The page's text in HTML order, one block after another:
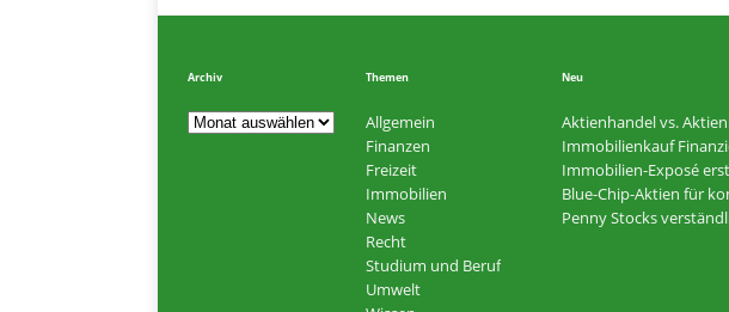
Archiv Themen
Allgemein
Finanzen
Freizeit
Immobilien
News
Recht
Studium und Beruf
Umwelt
Neu
Aktienhandel vs.
Immobilienkauf
Immobilien-Exposé
Blue-Chip-Aktien für
Penny Stocks